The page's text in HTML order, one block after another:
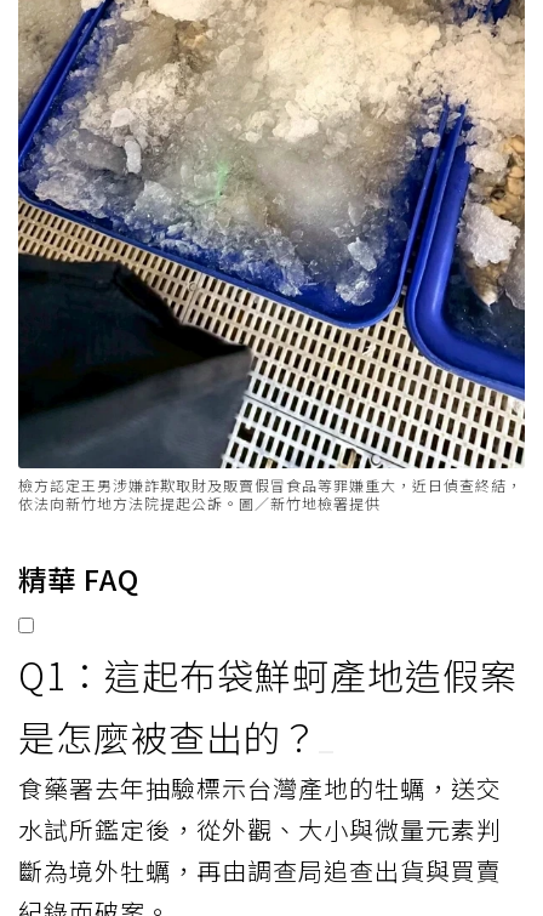
檢方認定王男涉嫌詐欺取財及販賣假冒食品等罪嫌重大，近日偵查終結，
依法向新竹地方法院提起公訴。圖／新竹地檢署提供
精華 FAQ
Q1：這起布袋鮮蚵產地造假案
是怎麼被查出的？
食藥署去年抽驗標示台灣產地的牡蠣，送交
水試所鑑定後，從外觀、大小與微量元素判
斷為境外牡蠣，再由調查局追查出貨與買賣